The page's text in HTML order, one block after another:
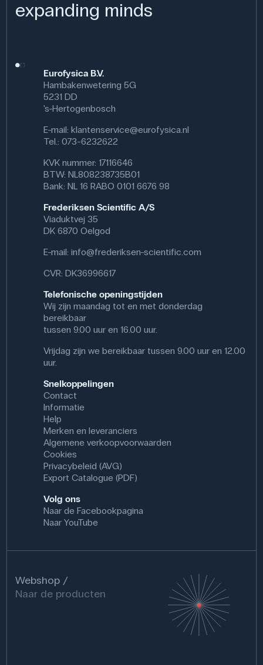
expanding minds
Eurofysica B.V.
Hambakenwetering 5G
5231 DD
's-Hertogenbosch
E-mail:klantenservice@eurofysica.nl
Tel.: 073-6232622
KVK nummer: 17116646
BTW: NL808238735B01
Bank: NL 16 RABO 0101 6676 98
Frederiksen Scientific A/S
Viaduktvej 35
DK 6870 Oelgod
E-mail:info@frederiksen-scientific.com
CVR: DK36996617
Telefonische openingstijden
Wij zijn maandag tot en met donderdag
bereikbaar
tussen 9.00 uur en 16.00 uur.
Vrijdag zijn we bereikbaar tussen 9.00 uur en 12.00
uur.
Snelkoppelingen
Contact
Informatie
Help
Merken en leveranciers
Algemene verkoopvoorwaarden
Cookies
Privacybeleid (AVG)
Export Catalogue (PDF)
Volg ons
Naar de Facebookpagina
Naar YouTube
Webshop
Naar de producten